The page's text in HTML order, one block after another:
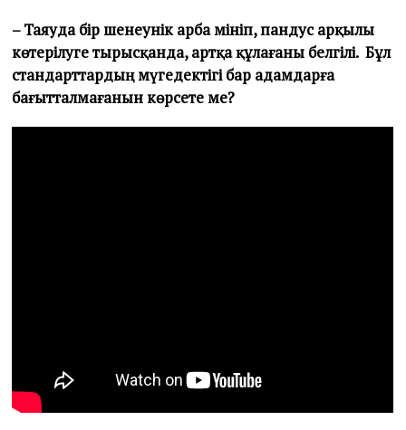
– Таяуда бір шенеунік арба мініп, пандус арқылы
көтерілуге тырысқанда, артқа құлағаны белгілі. Бұл
стандарттардың мүгедектігі бар адамдарға
бағытталмағанын көрсете ме?